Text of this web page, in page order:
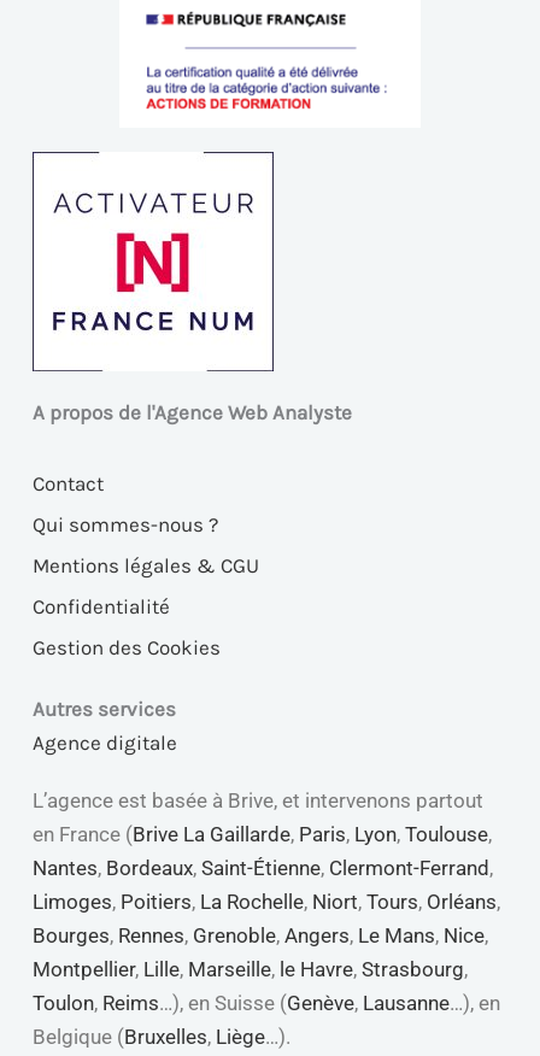
A propos de l'Agence Web Analyste
Contact
Qui sommes-nous ?
Mentions légales & CGU
Confidentialité
Gestion des Cookies
Autres services
Agence digitale
L’agence est basée à Brive, et intervenons partout
en France (Brive La Gaillarde, Paris, Lyon, Toulouse,
Nantes, Bordeaux, Saint-Étienne, Clermont-Ferrand ,
Limoges, Poitiers, La Rochelle, Niort, Tours, Orléans,
Bourges, Rennes, Grenoble, Angers, Le Mans, Nice,
Montpellier, Lille, Marseille, le Havre, Strasbourg,
Toulon, Reims…), en Suisse (Genève, Lausanne…), en
Belgique (Bruxelles, Liège…).